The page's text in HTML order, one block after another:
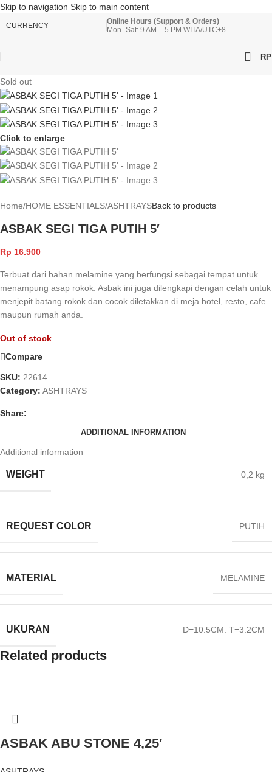
Skip to navigation Skip to main content
CURRENCY
Online Hours (Support & Orders)
Mon–Sat: 9 AM – 5 PM WITA/UTC+8
RP
Sold out
Click to enlarge
Home/HOME ESSENTIALS/ASHTRAYSBack to products
ASBAK SEGI TIGA PUTIH 5′
Rp 16.900
Terbuat dari bahan melamine yang berfungsi sebagai tempat untuk
menampung asap rokok. Asbak ini juga dilengkapi dengan celah untuk
menjepit batang rokok dan cocok diletakkan di meja hotel, resto, cafe
maupun rumah anda.
Out of stock
Compare
SKU: 22614
Category: ASHTRAYS
Share:
ADDITIONAL INFORMATION
Additional information
WEIGHT 0,2 kg
REQUEST COLOR PUTIH
MATERIAL MELAMINE
UKURAN D=10.5CM. T=3.2CM
Related products
ASBAK ABU STONE 4,25′